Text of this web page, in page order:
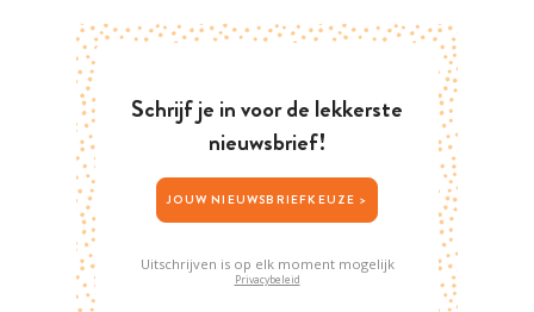
Schrijf je in voor de lekkerste
nieuwsbrief!
JOUW NIEUWSBRIEFKEUZE >
Uitschrijven is op elk moment mogelijk
Privacybeleid